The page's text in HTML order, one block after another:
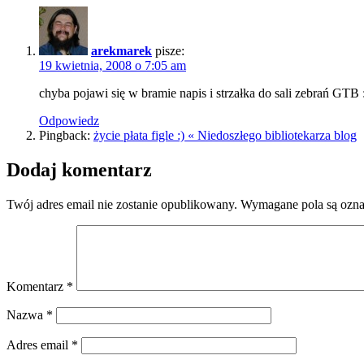
arekmarek pisze:
19 kwietnia, 2008 o 7:05 am
chyba pojawi się w bramie napis i strzałka do sali zebrań GTB
Odpowiedz
Pingback: życie płata figle :) « Niedoszłego bibliotekarza blog
Dodaj komentarz
Twój adres email nie zostanie opublikowany. Wymagane pola są
Komentarz *
Nazwa *
Adres email *